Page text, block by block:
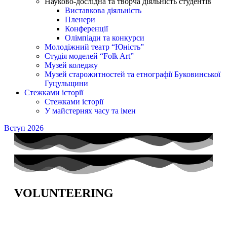
Виставкова діяльність
Пленери
Конференції
Олімпіади та конкурси
Молодіжний театр “Юність”
Студія моделей “Folk Art”
Музей коледжу
Музей старожитностей та етнографії Буковинської
Гуцульщини
Стежками історії
Стежками історії
У майстернях часу та імен
Вступ 2026
VOLUNTEERING